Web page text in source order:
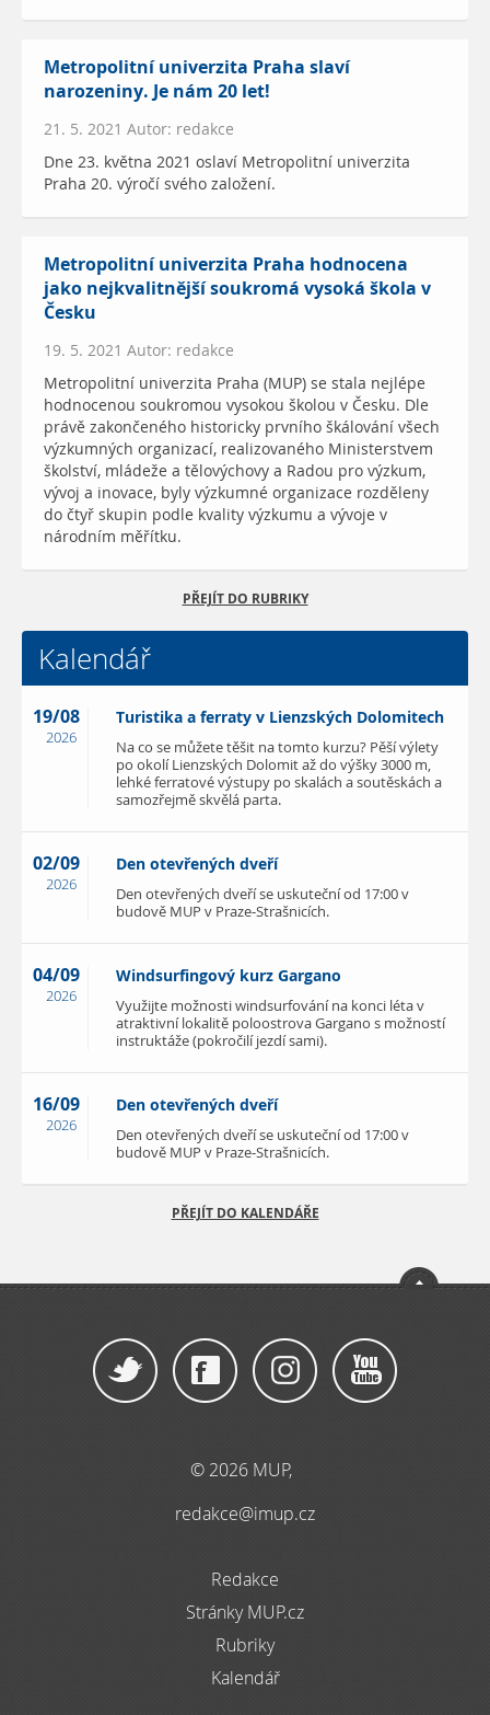
Metropolitní univerzita Praha slaví
narozeniny. Je nám 20 let!
21. 5. 2021 Autor: redakce
Dne 23. května 2021 oslaví Metropolitní univerzita
Praha 20. výročí svého založení.
Metropolitní univerzita Praha hodnocena
jako nejkvalitnější soukromá vysoká škola v
Česku
19. 5. 2021 Autor: redakce
Metropolitní univerzita Praha (MUP) se stala nejlépe
hodnocenou soukromou vysokou školou v Česku. Dle
právě zakončeného historicky prvního škálování všech
výzkumných organizací, realizovaného Ministerstvem
školství, mládeže a tělovýchovy a Radou pro výzkum,
vývoj a inovace, byly výzkumné organizace rozděleny
do čtyř skupin podle kvality výzkumu a vývoje v
národním měřítku.
PŘEJÍT DO RUBRIKY
Kalendář
19/08
2026
Turistika a ferraty v Lienzských Dolomitech
Na co se můžete těšit na tomto kurzu? Pěší výlety
po okolí Lienzských Dolomit až do výšky 3000 m,
lehké ferratové výstupy po skalách a soutěskách a
samozřejmě skvělá parta.
02/09
2026
Den otevřených dveří
Den otevřených dveří se uskuteční od 17:00 v
budově MUP v Praze-Strašnicích.
04/09
2026
Windsurfingový kurz Gargano
Využijte možnosti windsurfování na konci léta v
atraktivní lokalitě poloostrova Gargano s možností
instruktáže (pokročilí jezdí sami).
16/09
2026
Den otevřených dveří
Den otevřených dveří se uskuteční od 17:00 v
budově MUP v Praze-Strašnicích.
PŘEJÍT DO KALENDÁŘE
© 2026 MUP,
redakce@imup.cz
Redakce
Stránky MUP.cz
Rubriky
Kalendář